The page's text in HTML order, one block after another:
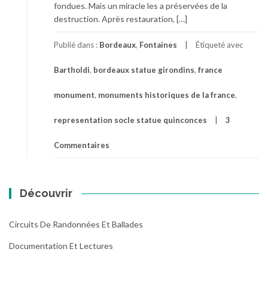
fondues. Mais un miracle les a préservées de la
destruction. Après restauration, […]
Publié dans : Bordeaux, Fontaines Étiqueté avec
Bartholdi, bordeaux statue girondins, france
monument, monuments historiques de la france,
representation socle statue quinconces 3
Commentaires
Découvrir
Circuits De Randonnées Et Ballades
Documentation Et Lectures